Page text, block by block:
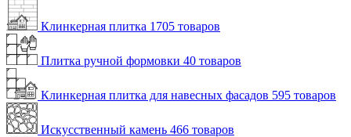
Клинкерная плитка 1705 товаров
Плитка ручной формовки 40 товаров
Клинкерная плитка для навесных фасадов 595 товаров
Искусственный камень 466 товаров